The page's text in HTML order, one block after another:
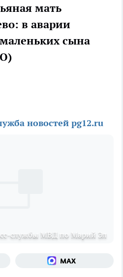
мать
в аварии
сына
новостей pg12.ru
службы МВД по Марий Эл